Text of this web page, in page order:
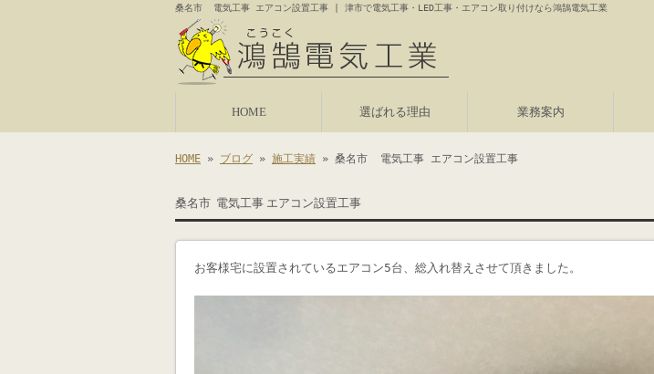
桑名市 電気工事 エアコン設置工事 | 津市で電気工事・LED工事・エアコン取り付けなら鴻鵠電気工業
HOME 選ばれる理由 業務案内
HOME » ブログ » 施工実績 » 桑名市 電気工事 エアコン設置工事
桑名市 電気工事 エアコン設置工事
お客様宅に設置されているエアコン5台、総入れ替えさせて頂きました。